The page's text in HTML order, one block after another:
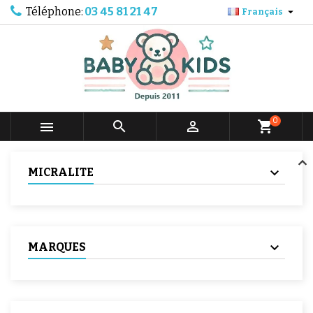
Téléphone: 03 45 81 21 47 Français 
   shopping_cart0
MICRALITE
MARQUES